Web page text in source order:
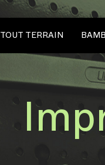
TOUT TERRAIN